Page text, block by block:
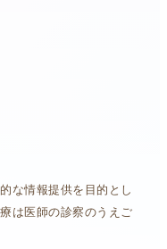
な情報提供を目的とし
は医師の診察のうえご